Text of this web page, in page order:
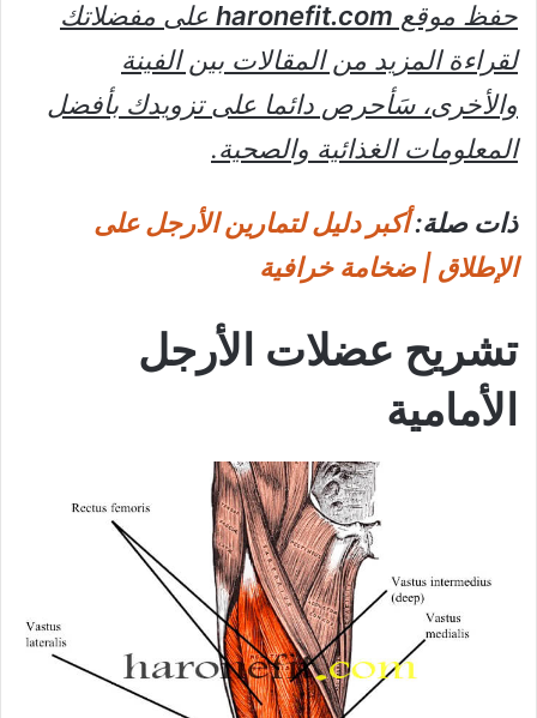
حفظ موقع haronefit.com على مفضلاتك
لقراءة المزيد من المقالات بين الفينة
والأخرى، سَأحرص دائما على تزويدك بأفضل
المعلومات الغذائية والصحية.
ذات صلة:أكبر دليل لتمارين الأرجل على
الإطلاق | ضخامة خرافية
تشريح عضلات الأرجل
الأمامية